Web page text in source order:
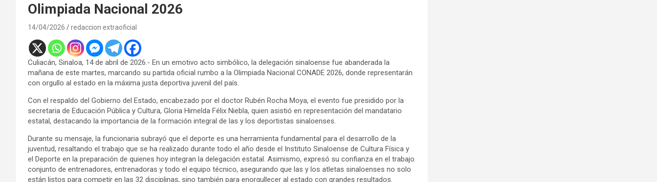
Olimpiada Nacional 2026
14/04/2026 redaccion extraoficial
Culiacán, Sinaloa, 14 de abril de 2026.- En un emotivo acto simbólico, la delegación sinaloense fue abanderada la
mañana de este martes, marcando su partida oficial rumbo a la Olimpiada Nacional CONADE 2026, donde representarán
con orgullo al estado en la máxima justa deportiva juvenil del país.
Con el respaldo del Gobierno del Estado, encabezado por el doctor Rubén Rocha Moya, el evento fue presidido por la
secretaria de Educación Pública y Cultura, Gloria Himelda Félix Niebla, quien asistió en representación del mandatario
estatal, destacando la importancia de la formación integral de las y los deportistas sinaloenses.
Durante su mensaje, la funcionaria subrayó que el deporte es una herramienta fundamental para el desarrollo de la
juventud, resaltando el trabajo que se ha realizado durante todo el año desde el Instituto Sinaloense de Cultura Física y
el Deporte en la preparación de quienes hoy integran la delegación estatal. Asimismo, expresó su confianza en el trabajo
conjunto de entrenadores, entrenadoras y todo el equipo técnico, asegurando que las y los atletas sinaloenses no solo
están listos para competir en las 32 disciplinas, sino también para enorgullecer al estado con grandes resultados.